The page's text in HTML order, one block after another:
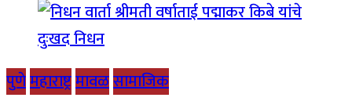
पुणेमहाराष्ट्रमावळसामाजिक